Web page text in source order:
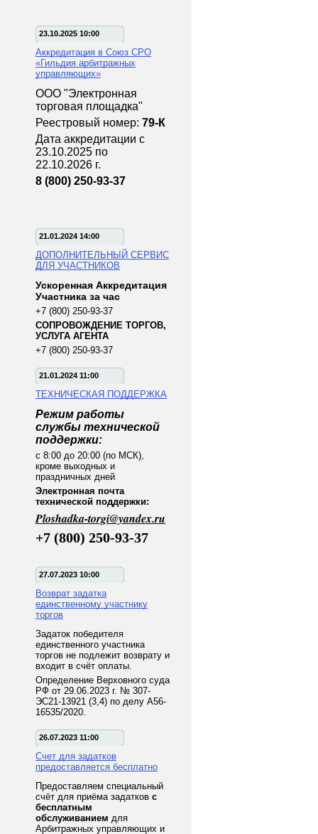
23.10.2025 10:00
Аккредитация в Союз СРО
«Гильдия арбитражных
управляющих»
ООО "Электронная
торговая площадка"
Реестровый номер: 79-К
Дата аккредитации с
23.10.2025 по
22.10.2026 г.
8 (800) 250-93-37
21.01.2024 14:00
ДОПОЛНИТЕЛЬНЫЙ СЕРВИС
ДЛЯ УЧАСТНИКОВ
Ускоренная Аккредитация
Участника за час
+7 (800) 250-93-37
СОПРОВОЖДЕНИЕ ТОРГОВ,
УСЛУГА АГЕНТА
+7 (800) 250-93-37
21.01.2024 11:00
ТЕХНИЧЕСКАЯ ПОДДЕРЖКА
Режим работы
службы технической
поддержки:
с 8:00 до 20:00 (по МСК),
кроме выходных и
праздничных дней
Электронная почта
технической поддержки:
Ploshadka-torgi@yandex.ru
+7 (800) 250-93-37
27.07.2023 10:00
Возврат задатка
единственному участнику
торгов
Задаток победителя
единственного участника
торгов не подлежит возврату и
входит в счёт оплаты.
Определение Верховного суда
РФ от 29.06.2023 г. № 307-
ЭС21-13921 (3,4) по делу А56-
16535/2020.
26.07.2023 11:00
Счет для задатков
предоставляется бесплатно
Предоставляем специальный
счёт для приёма задатков с
бесплатным
обслуживанием для
Арбитражных управляющих и